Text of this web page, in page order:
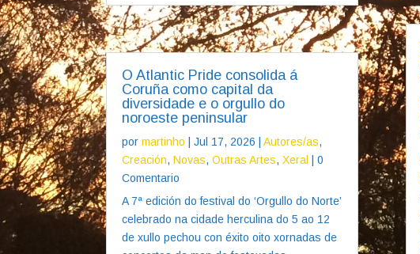
O Atlantic Pride consolida á
Coruña como capital da
diversidade e o orgullo do
noroeste peninsular
pormartinho |Jul 17, 2026 |Autores/as,
Creación,Novas,Outras Artes,Xeral
| 0
Comentario
A 7ª edición do festival do ‘Orgullo do Norte’
celebrado na cidade herculina do 5 ao 12
de xullo pechou con éxito oito xornadas de